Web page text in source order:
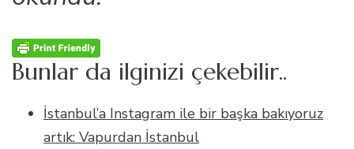
Bunlar da ilginizi çekebilir..
İstanbul’a Instagram ile bir başka bakıyoruz
artık: Vapurdan İstanbul